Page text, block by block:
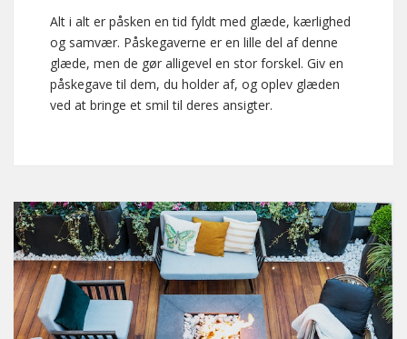
Alt i alt er påsken en tid fyldt med glæde, kærlighed
og samvær. Påskegaverne er en lille del af denne
glæde, men de gør alligevel en stor forskel. Giv en
påskegave til dem, du holder af, og oplev glæden
ved at bringe et smil til deres ansigter.